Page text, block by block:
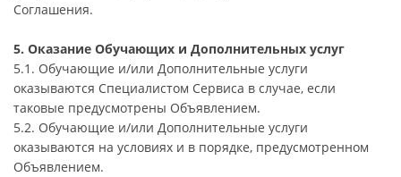
Соглашения.
5. Оказание Обучающих и Дополнительных услуг
5.1. Обучающие и/или Дополнительные услуги
оказываются Специалистом Сервиса в случае, если
таковые предусмотрены Объявлением.
5.2. Обучающие и/или Дополнительные услуги
оказываются на условиях и в порядке, предусмотренном
Объявлением.